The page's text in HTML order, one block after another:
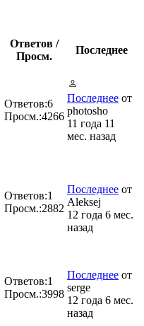
Ответов /
Просм.
Последнее
Ответов:6
Просм.:4266
Последнее от
photosho
11 года 11
мес. назад
Ответов:1
Просм.:2882
Последнее от
Aleksej
12 года 6 мес.
назад
Ответов:1
Просм.:3998
Последнее от
serge
12 года 6 мес.
назад